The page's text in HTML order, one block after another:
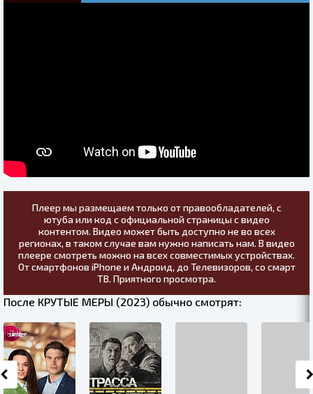
Плеер мы размещаем только от правообладателей, с
ютуба или код с официальной страницы с видео
контентом. Видео может быть доступно не во всех
регионах, в таком случае вам нужно написать нам. В видео
плеере смотреть можно на всех совместимых устройствах.
От смартфонов iPhone и Андроид, до Телевизоров, со смарт
ТВ. Приятного просмотра.
После КРУТЫЕ МЕРЫ (2023) обычно смотрят: